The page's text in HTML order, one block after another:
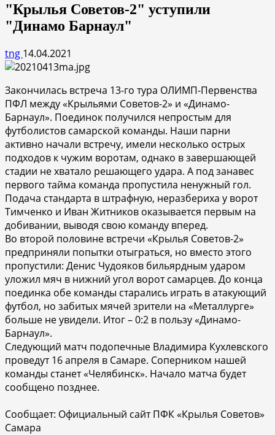
"Крылья Советов-2" уступили
"Динамо Барнаул"
tng 14.04.2021
Закончилась встреча 13-го тура ОЛИМП-Первенства
ПФЛ между «Крыльями Советов-2» и «Динамо-
Барнаул». Поединок получился непростым для
футболистов самарской команды. Наши парни
активно начали встречу, имели несколько острых
подходов к чужим воротам, однако в завершающей
стадии не хватало решающего удара. А под занавес
первого тайма команда пропустила ненужный гол.
Подача стандарта в штрафную, неразбериха у ворот
Тимченко и Иван Житников оказывается первым на
добивании, выводя свою команду вперед.
Во второй половине встречи «Крылья Советов-2»
предприняли попытки отыграться, но вместо этого
пропустили: Денис Чудояков бильярдным ударом
уложил мяч в нижний угол ворот самарцев. До конца
поединка обе команды старались играть в атакующий
футбол, но забитых мячей зрители на «Металлурге»
больше не увидели. Итог – 0:2 в пользу «Динамо-
Барнаул».
Следующий матч подопечные Владимира Кухлевского
проведут 16 апреля в Самаре. Соперником нашей
команды станет «Челябинск». Начало матча будет
сообщено позднее.
Сообщает: Официальный сайт ПФК «Крылья Советов»
Самара